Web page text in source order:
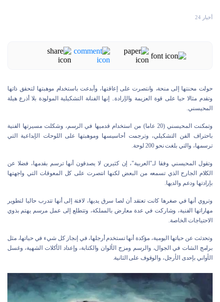
أخبار 24
حولت محنتها إلى منحة، وانتصرت على إعاقتها، وأبدعت باستخدام موهبتها لتحقق ذاتها
وتقدم مثالا حيا على قوة العزيمة والإرادة.. إنها الفنانة التشكيلية المولودة بلا أذرع هيلة
المحيسني.
وتمكنت المحيسني (20 عاما) من استخدام قدميها في الرسم، وشكلت مسيرتها الفنية
باحتراف الفن التشكيلي، وترجمت أحاسيسها وموهبتها على اللوحات الإبداعية التي
ترسمها، والتي بلغت نحو 200 لوحة.
وتقول المحيسني وفقا لـ"العربية"، إن كثيرين لا يصدقون أنها ترسم بقدمها، فضلا عن
الكلام الجارح الذي تسمعه من البعض لكنها انتصرت على كل المعوقات التي واجهتها
بإرادتها ودعم والديها.
وتروي أنها في صغرها كانت تعتقد أن لصا سرق يديها، لافتة إلى أنها تتدرب حاليا لتطوير
مهاراتها الفنية، وشاركت في عدة معارض بالمملكة، وتتطلع إلى عمل مرسم يهتم بذوي
الاحتياجات الخاصة.
وتحدثت عن حياتها اليومية، مؤكدة أنها تستخدم أرجلها، في إنجاز كل شيء في حياتها، مثل
برامج الشات في الجوال، والرسم ومزج الألوان والكتابة، وإعداد الأكلات الشهية، وغسل
الأواني بإحدى الأرجل، والوقوف على الثانية.